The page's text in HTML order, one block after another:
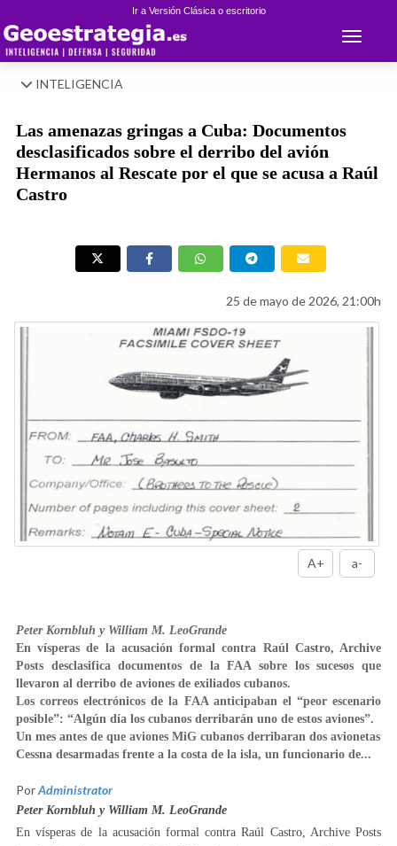
Ir a Versión Clásica o escritorio
Toggle
INTELIGENCIA
Las amenazas gringas a Cuba: Documentos
desclasificados sobre el derribo del avión
Hermanos al Rescate por el que se acusa a Raúl
Castro
25 de mayo de 2026, 21:00h
A+ a-
Peter Kornbluh y William M. LeoGrande
En vísperas de la acusación formal contra Raúl Castro, Archive
Posts desclasifica documentos de la FAA sobre los sucesos que
llevaron al derribo de aviones de exiliados cubanos.
Los correos electrónicos de la FAA anticipaban el “peor escenario
posible”: “Algún día los cubanos derribarán uno de estos aviones”.
Un mes antes de que aviones MiG cubanos derribaran dos avionetas
Cessna desarmadas frente a la costa de la isla, un funcionario de...
PorAdministrator
Peter Kornbluh y William M. LeoGrande
En vísperas de la acusación formal contra Raúl Castro, Archive Posts